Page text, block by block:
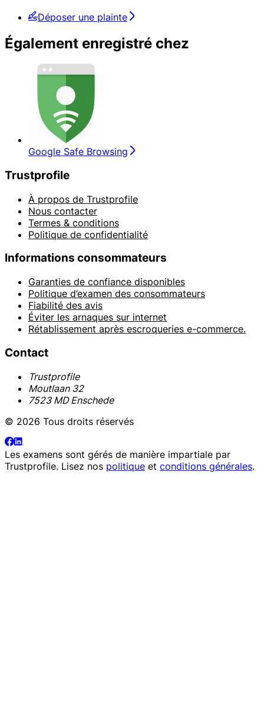
Déposer une plainte
Également enregistré chez
Google Safe Browsing
Trustprofile
À propos de Trustprofile
Nous contacter
Termes & conditions
Politique de confidentialité
Informations consommateurs
Garanties de confiance disponibles
Politique d’examen des consommateurs
Fiabilité des avis
Éviter les arnaques sur internet
Rétablissement après escroqueries e-commerce.
Contact
Trustprofile
Moutlaan 32
7523 MD Enschede
© 2026 Tous droits réservés
Les examens sont gérés de manière impartiale par
Trustprofile. Lisez nos politique et conditions générales.